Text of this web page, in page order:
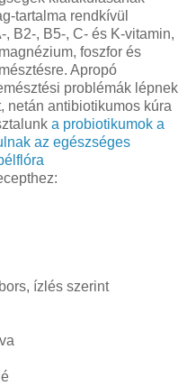
tartalma rendkívül
B2-, B5-, C- és K-vitamin,
foszfor és
Apropó
problémák lépnek
netán antibiotikumos kúra
a probiotikumok a
az egészséges
ízlés szerint